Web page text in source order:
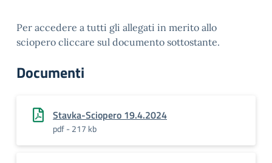
Per accedere a tutti gli allegati in merito allo
sciopero cliccare sul documento sottostante.
Documenti
Stavka-Sciopero 19.4.2024
pdf - 217 kb